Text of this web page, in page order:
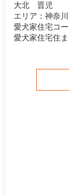
大北 晋児
エリア：神奈
愛犬家住宅コ
愛犬家住宅住